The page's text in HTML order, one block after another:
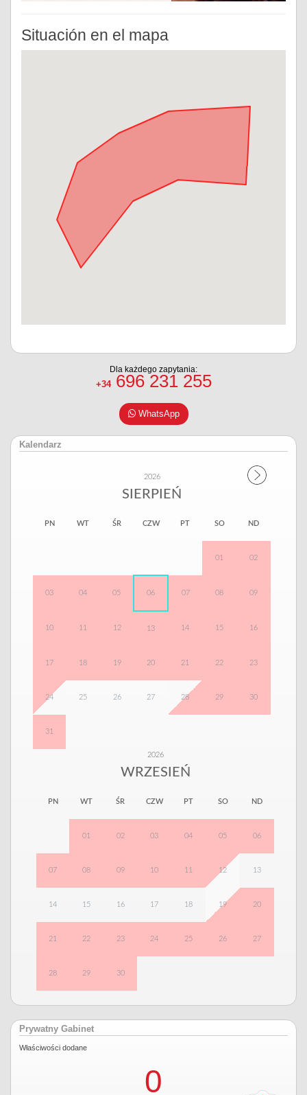
Situación en el mapa
Dla każdego zapytania:
+34696 231 255
WhatsApp
Kalendarz
2026
SIERPIEŃ
PN WT ŚR CZW PT SO ND
01 02
03 04 05 06 07 08 09
10 11 12 13 14 15 16
17 18 19 20 21 22 23
24 25 26 27 28 29 30
31
2026
WRZESIEŃ
PN WT ŚR CZW PT SO ND
01 02 03 04 05 06
07 08 09 10 11 12 13
14 15 16 17 18 19 20
21 22 23 24 25 26 27
28 29 30
Prywatny Gabinet
Właściwości dodane
0